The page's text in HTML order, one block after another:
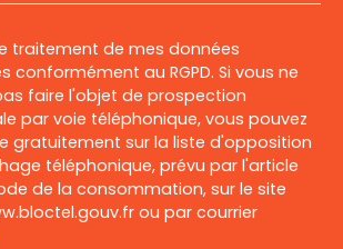
traitement de mes données
conformément au RGPD. Si vous ne
faire l'objet de prospection
par voie téléphonique, vous pouvez
gratuitement sur la liste d'opposition
téléphonique, prévu par l'article
de la consommation, sur le site
ou par courrier